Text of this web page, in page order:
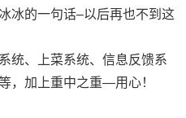
冰的一句话–以后再也不到这
统、上菜系统、信息反馈系
，加上重中之重—用心！